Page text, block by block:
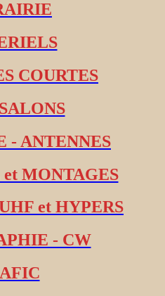
COURTES
- ANTENNES
MONTAGES
et HYPERS
- CW